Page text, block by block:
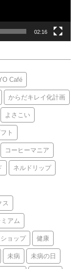
02:16
Café
からだキレイ化計画
よさこい
ト
コーヒーマニア
ネルドリップ
ス
アム
ョップ 健康
未病 未病の日